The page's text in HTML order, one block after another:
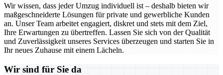
Wir wissen, dass jeder Umzug individuell ist – deshalb bieten wir
maßgeschneiderte Lösungen für private und gewerbliche Kunden
an. Unser Team arbeitet engagiert, diskret und stets mit dem Ziel,
Ihre Erwartungen zu übertreffen. Lassen Sie sich von der Qualität
und Zuverlässigkeit unseres Services überzeugen und starten Sie in
Ihr neues Zuhause mit einem Lächeln.
Wir sind für Sie da